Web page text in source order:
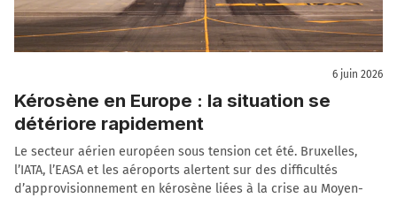
6 juin 2026
Kérosène en Europe : la situation se
détériore rapidement
Le secteur aérien européen sous tension cet été. Bruxelles,
l’IATA, l’EASA et les aéroports alertent sur des difficultés
d’approvisionnement en kérosène liées à la crise au Moyen-